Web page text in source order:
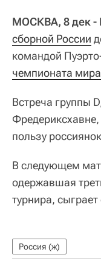
МОСКВА, 8 дек -
сборной России
командой
чемпионата мира
Встреча группы
пользу
В следующем
одержавшая
турнира,
Россия (ж)